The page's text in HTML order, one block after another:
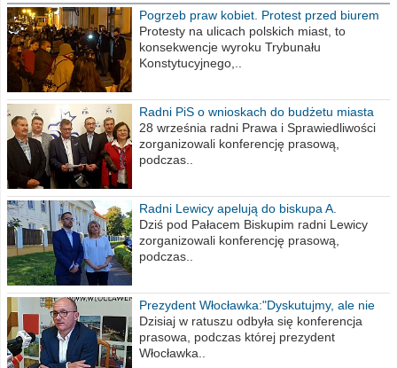
Pogrzeb praw kobiet. Protest przed biurem
poselskim PiS
Protesty na ulicach polskich miast, to
konsekwencje wyroku Trybunału
Konstytucyjnego,..
Radni PiS o wnioskach do budżetu miasta
na 2021 rok
28 września radni Prawa i Sprawiedliwości
zorganizowali konferencję prasową,
podczas..
Radni Lewicy apelują do biskupa A.
Wiesława Meringa
Dziś pod Pałacem Biskupim radni Lewicy
zorganizowali konferencję prasową,
podczas..
Prezydent Włocławka:"Dyskutujmy, ale nie
obrażajmy się”
Dzisiaj w ratuszu odbyła się konferencja
prasowa, podczas której prezydent
Włocławka..